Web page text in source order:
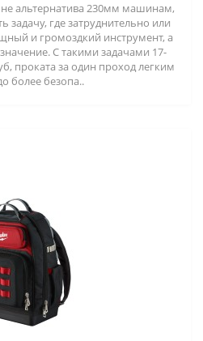
альтернатива 230мм машинам,
где затруднительно или
и громоздкий инструмент, а
С такими задачами 17-
проката за один проход легким
более безопа..